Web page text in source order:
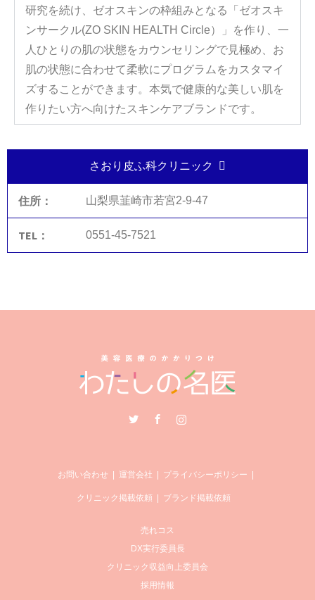
研究を続け、ゼオスキンの枠組みとなる「ゼオスキ
ンサークル(ZO SKIN HEALTH Circle）」を作り、一
人ひとりの肌の状態をカウンセリングで見極め、お
肌の状態に合わせて柔軟にプログラムをカスタマイ
ズすることができます。本気で健康的な美しい肌を
作りたい方へ向けたスキンケアブランドです。
さおり皮ふ科クリニック
山梨県韮崎市若宮2-9-47
0551-45-7521
Instagram
お問い合わせ 運営会社 プライバシーポリシー
クリニック掲載依頼 ブランド掲載依頼
売れコス
DX実行委員長
クリニック収益向上委員会
採用情報